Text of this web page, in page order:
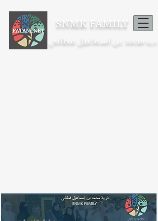
SNMK FAMILY
ذرية محمد بن اسماعيل فطاني